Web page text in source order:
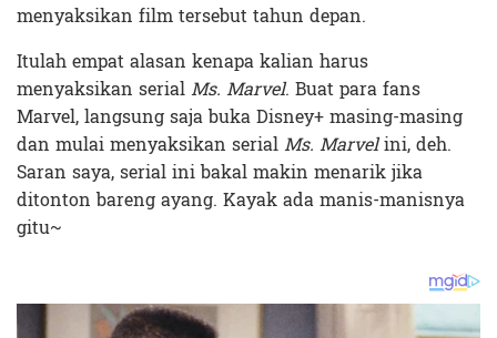
menyaksikan film tersebut tahun depan.
Itulah empat alasan kenapa kalian harus
menyaksikan serialMs. Marvel. Buat para fans
Marvel, langsung saja buka Disney+ masing-masing
dan mulai menyaksikan serialMs. Marvelini, deh.
Saran saya, serial ini bakal makin menarik jika
ditonton bareng ayang. Kayak ada manis-manisnya
gitu~